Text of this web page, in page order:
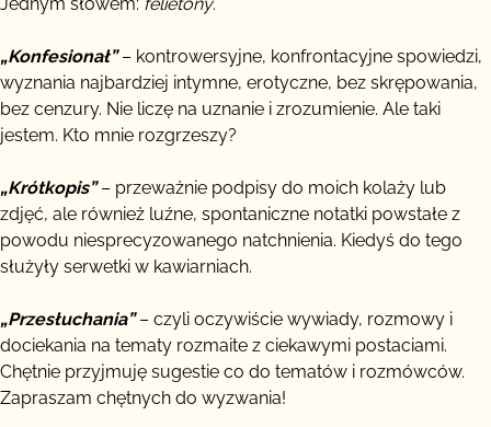
„Konfesionał”– kontrowersyjne, konfrontacyjne spowiedzi,
wyznania najbardziej intymne, erotyczne, bez skrępowania,
bez cenzury. Nie liczę na uznanie i zrozumienie. Ale taki
jestem. Kto mnie rozgrzeszy?
„Krótkopis”– przeważnie podpisy do moich kolaży lub
zdjęć, ale również luźne, spontaniczne notatki powstałe z
powodu niesprecyzowanego natchnienia. Kiedyś do tego
służyły serwetki w kawiarniach.
„Przesłuchania”– czyli oczywiście wywiady, rozmowy i
dociekania na tematy rozmaite z ciekawymi postaciami.
Chętnie przyjmuję sugestie co do tematów i rozmówców.
Zapraszam chętnych do wyzwania!